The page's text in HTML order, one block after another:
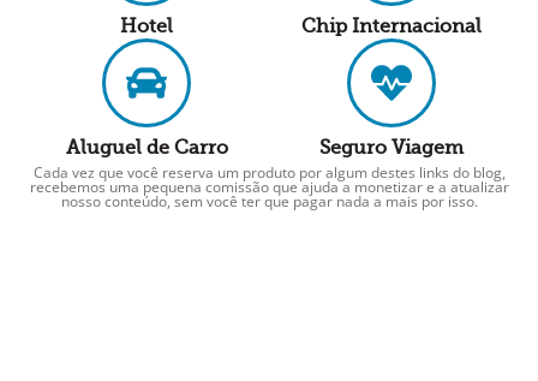
Hotel Chip Internacional
Aluguel de Carro Seguro Viagem
Cada vez que você reserva um produto por algum destes links do blog,
recebemos uma pequena comissão que ajuda a monetizar e a atualizar
nosso conteúdo, sem você ter que pagar nada a mais por isso.